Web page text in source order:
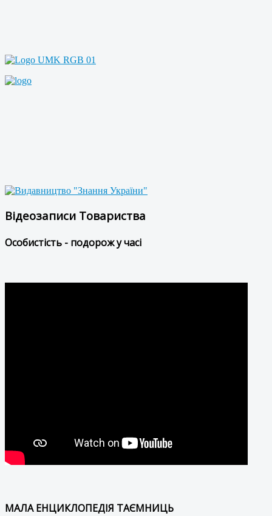
Відеозаписи Товариства
Особистість - подорож у часі
МАЛА ЕНЦИКЛОПЕДІЯ ТАЄМНИЦЬ